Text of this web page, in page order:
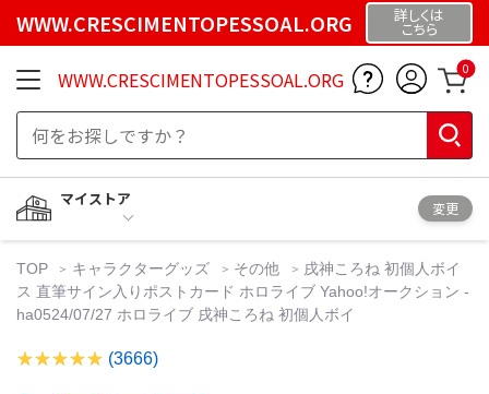
WWW.CRESCIMENTOPESSOAL.ORG 詳しくは
こちら
WWW.CRESCIMENTOPESSOAL.ORG 0
マイストア
変更
TOP キャラクターグッズ その他
戌神ころね 初個人ボイ
ス 直筆サイン入りポストカード ホロライブ Yahoo!オークション -
ha0524/07/27 ホロライブ 戌神ころね 初個人ボイ
(3666)